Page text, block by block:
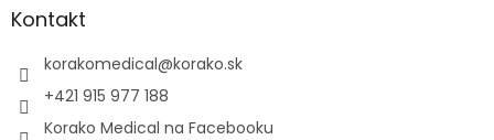
äKontakt
korakomedical@korako.sk
+421 915 977 188
Korako Medical na Facebooku